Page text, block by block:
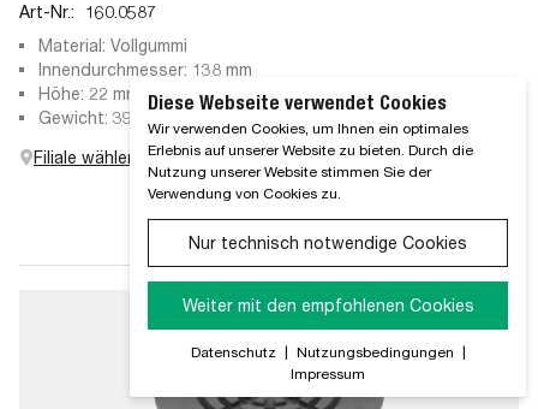
Art-Nr.:
160.0587
Material: Vollgummi
Innendurchmesser: 138 mm
Höhe: 22 mm
Gewicht: 392 g
Filiale wählen
Diese Webseite verwendet Cookies
Wir verwenden Cookies, um Ihnen ein optimales
Erlebnis auf unserer Website zu bieten. Durch die
Nutzung unserer Website stimmen Sie der
Verwendung von Cookies zu.
Nur technisch notwendige Cookies
Weiter mit den empfohlenen Cookies
Datenschutz | Nutzungsbedingungen |
Impressum